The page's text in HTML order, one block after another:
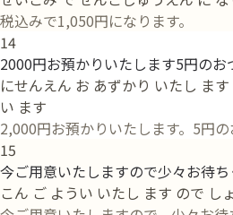
税込みで1,050円になります。
14
2000円お預かりいたします5円のお
にせんえん お あずかり いたし ま
い ます
2,000円お預かりいたします。5円の
15
今ご用意いたしますので少々お待
こん ご ようい いたし ます ので し